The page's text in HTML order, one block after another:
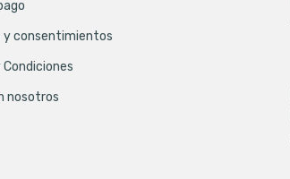
y consentimientos
nosotros